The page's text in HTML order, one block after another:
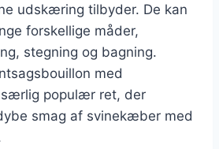
udskæring tilbyder. De kan
forskellige måder,
stegning og bagning.
med
særlig populær ret, der
smag af svinekæber med